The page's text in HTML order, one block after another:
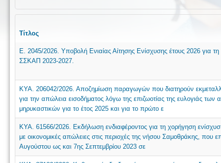
Τίτλος
Ε. 2045/2026. Υποβολή Ενιαίας Αίτησης Ενίσχυσης έτους 2026 για
ΣΣΚΑΠ 2023-2027.
ΚΥΑ. 206042/2026. Αποζημίωση παραγωγών που διατηρούν
για την απώλεια εισοδήματος λόγω της επιζωοτίας της ευλογιάς
μηρυκαστικών για το έτος 2025 και για το πρώτο ε
ΚΥΑ. 61566/2026. Εκδήλωση ενδιαφέροντος για τη χορήγηση
με οικονομικές απώλειες στις περιοχές της νήσου Σαμοθράκης, που
Αυγούστου ως και 7ης Σεπτεμβρίου 2023 σε